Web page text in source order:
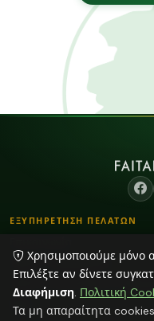
ΕΞΥΠΗΡΕΤΗΣΗ ΠΕΛΑΤΩΝ
Τρόποι Παραγγελίας
Τρόποι Αποστολής &
Blog
Χρησιμοποιούμε μόνο
Επιλέξτε αν δίνετε
Διαφήμιση. Πολιτική
Τα μη απαραίτητα